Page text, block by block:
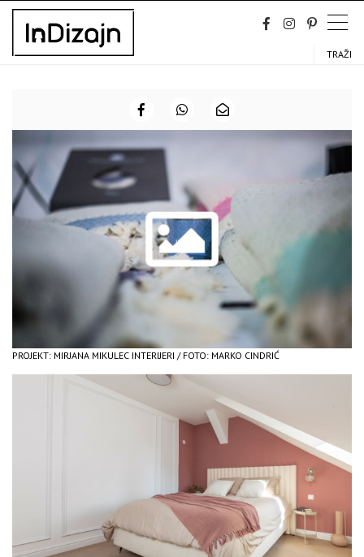
Skip
content
TRAŽI
PROJEKT: MIRJANA MIKULEC INTERIJERI / FOTO: MARKO CINDRIĆ